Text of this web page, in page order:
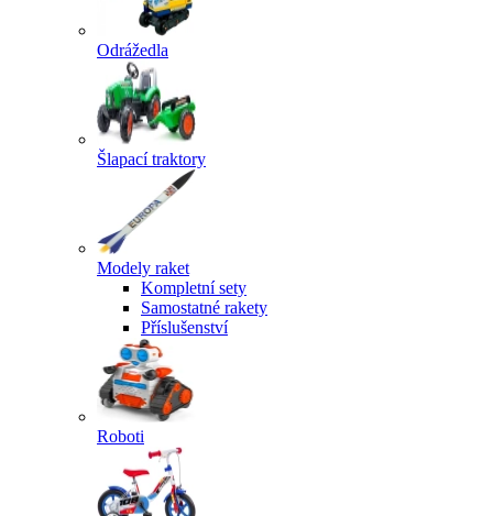
Odrážedla
Šlapací traktory
Modely raket
Kompletní sety
Samostatné rakety
Příslušenství
Roboti